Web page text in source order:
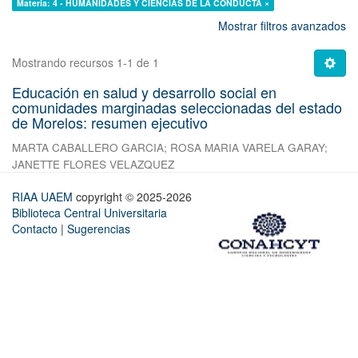
Materia: 4 - HUMANIDADES Y CIENCIAS DE LA CONDUCTA ×
Mostrar filtros avanzados
Mostrando recursos 1-1 de 1
Educación en salud y desarrollo social en
comunidades marginadas seleccionadas del estado
de Morelos: resumen ejecutivo
MARTA CABALLERO GARCIA; ROSA MARIA VARELA GARAY;
JANETTE FLORES VELAZQUEZ
RIAA UAEM copyright © 2025-2026
Biblioteca Central Universitaria
Contacto | Sugerencias